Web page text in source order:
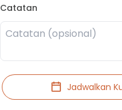
Catatan
Jadwalkan